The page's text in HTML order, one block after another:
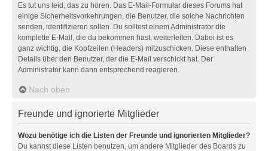
Es tut uns leid, das zu hören. Das E-Mail-Formular dieses Forums hat
einige Sicherheitsvorkehrungen, die Benutzer, die solche Nachrichten
senden, identifizieren sollen. Du solltest einem Administrator die
komplette E-Mail, die du bekommen hast, weiterleiten. Dabei ist es
ganz wichtig, die Kopfzeilen (Headers) mitzuschicken. Diese enthalten
Details über den Benutzer, der die E-Mail verschickt hat. Der
Administrator kann dann entsprechend reagieren.
Nach oben
Freunde und ignorierte Mitglieder
Wozu benötige ich die Listen der Freunde und ignorierten Mitglieder?
Du kannst diese Listen benutzen, um andere Mitglieder des Boards zu